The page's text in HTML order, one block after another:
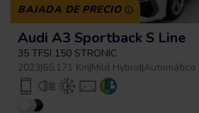
BAJADA DE PRECIO
Audi A3 Sportback S Line
35 TFSI 150 STRONIC
2023|65.171 Km|Mild Hybrid|Automático